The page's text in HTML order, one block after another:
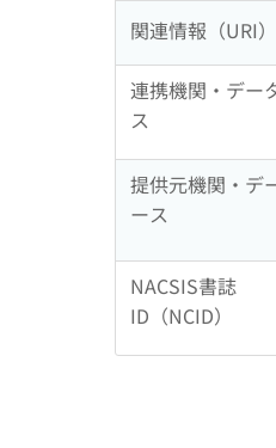
関連情報（URI）
連携機関・デー
ス
提供元機関・デ
ース
NACSIS書誌
ID（NCID）